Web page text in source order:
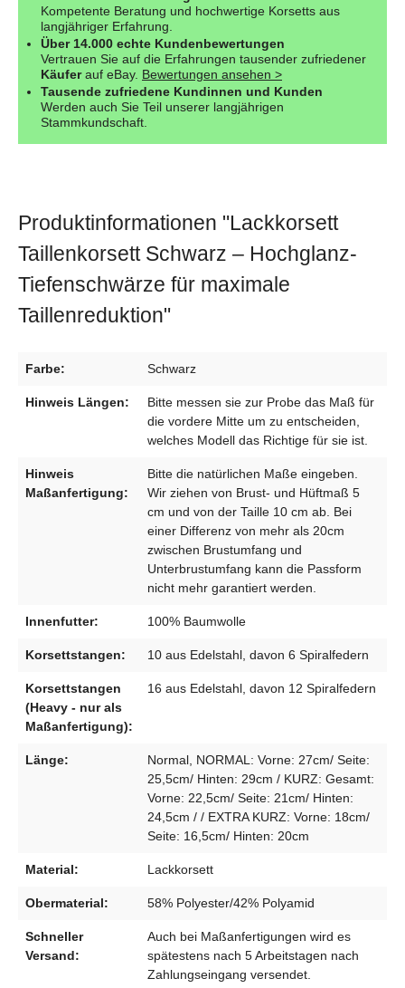
Kompetente Beratung und hochwertige Korsetts aus
langjähriger Erfahrung.
Über 14.000 echte Kundenbewertungen
Vertrauen Sie auf die Erfahrungen tausender zufriedener
Käuferauf eBay. Bewertungen ansehen >
Tausende zufriedene Kundinnen und Kunden
Werden auch Sie Teil unserer langjährigen
Stammkundschaft.
Produktinformationen "Lackkorsett
Taillenkorsett Schwarz – Hochglanz-
Tiefenschwärze für maximale
Taillenreduktion"
Farbe: Schwarz
Hinweis Längen:
Bitte messen sie zur Probe das Maß für
die vordere Mitte um zu entscheiden,
welches Modell das Richtige für sie ist.
Hinweis
Maßanfertigung:
Bitte die natürlichen Maße eingeben.
Wir ziehen von Brust- und Hüftmaß 5
cm und von der Taille 10 cm ab. Bei
einer Differenz von mehr als 20cm
zwischen Brustumfang und
Unterbrustumfang kann die Passform
nicht mehr garantiert werden.
Innenfutter: 100% Baumwolle
Korsettstangen: 10 aus Edelstahl, davon 6 Spiralfedern
Korsettstangen
(Heavy - nur als
Maßanfertigung):
16 aus Edelstahl, davon 12 Spiralfedern
Länge:
Normal, NORMAL: Vorne: 27cm/ Seite:
25,5cm/ Hinten: 29cm / KURZ: Gesamt:
Vorne: 22,5cm/ Seite: 21cm/ Hinten:
24,5cm / / EXTRA KURZ: Vorne: 18cm/
Seite: 16,5cm/ Hinten: 20cm
Material: Lackkorsett
Obermaterial: 58% Polyester/42% Polyamid
Schneller
Versand:
Auch bei Maßanfertigungen wird es
spätestens nach 5 Arbeitstagen nach
Zahlungseingang versendet.